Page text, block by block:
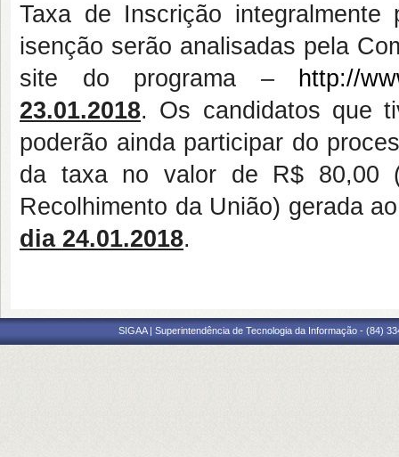
Taxa de Inscrição
isenção serão analisadas pela
site do programa –
http://
23.01.2018. Os candidatos que
poderão ainda participar do
da taxa no valor de R$ 80,00
Recolhimento da União) gerada
dia 24.01.2018.
SIGAA | Superintendência de Tecnologia da Informação - (84)